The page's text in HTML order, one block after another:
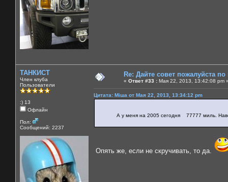
ТАНКИСТ
Член клуба
Пользователи
:) 13
Офлайн
Пол:
Сообщений: 2237
Re: Дайте совет пожалуйста
« Ответ #33 : Мая 22, 2013, 13:42:08 pm
Цитата: Міша от Мая 22, 2013, 13:34:12 pm
А у меня на 2005 сегодня 77777 миль.
Опять же, если не скручивать, то да.